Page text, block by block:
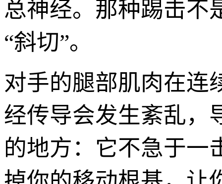
总神经。那种踢击不
“斜切”。
对手的腿部肌肉在连
经传导会发生紊乱，
的地方：它不急于一